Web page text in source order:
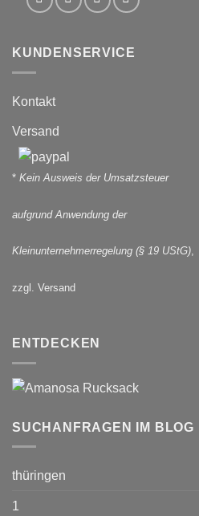
KUNDENSERVICE
Kontakt
Versand
* Kein Ausweis der Umsatzsteuer
aufgrund Anwendung der
Kleinunternehmerregelung (§ 19 UStG),
zzgl. Versand
ENTDECKEN
SUCHANFRAGEN IM BLOG
thüringen
1